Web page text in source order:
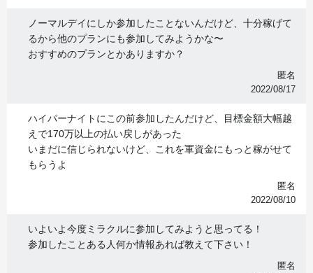
ノーマルデイにしか参加したことないんだけど、十分稼げて
るから他のプランにも参加してみようかな〜
おすすめのプランとかありますか？
匿名
2022/08/17
ハイパーナイトにこの前参加したんだけど、目標金額大幅越
えで170万以上の払い戻しがあった
いまだに信じられないけど、これを軍資金にもっと稼がせて
もらうよ
匿名
2022/08/10
いよいよ今度ミラクルに参加してみようと思ってる！
参加したことある人何か情報あれば教えて下さい！
匿名